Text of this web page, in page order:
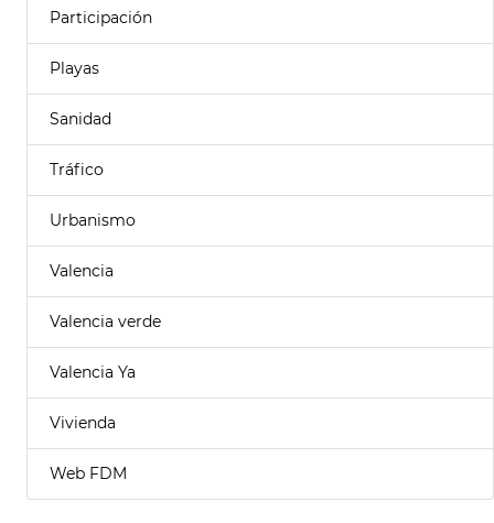
Participación
Playas
Sanidad
Tráfico
Urbanismo
Valencia
Valencia verde
Valencia Ya
Vivienda
Web FDM